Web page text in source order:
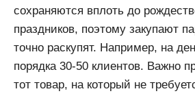
сохраняются вплоть до
праздников, поэтому закупают
точно раскупят. Например, на
порядка 30-50 клиентов. Важно
тот товар, на который не